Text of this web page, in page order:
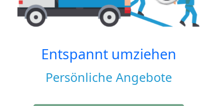
Entspannt umziehen
Persönliche Angebote